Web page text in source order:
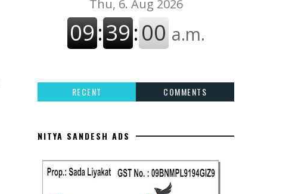
RECENT COMMENTS
NITYA SANDESH ADS